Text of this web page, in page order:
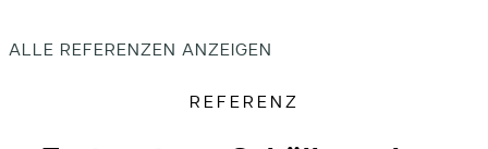
ALLE REFERENZEN ANZEIGEN
REFERENZ